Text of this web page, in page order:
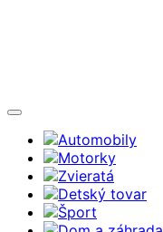
Automobily
Motorky
Zvieratá
Detský tovar
Šport